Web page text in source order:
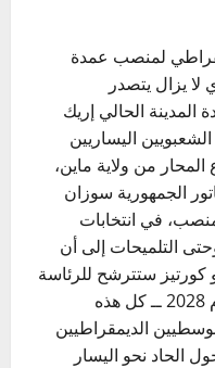
لمنصب عمدة
لا يزال يتصدر
الحالي إريك
اليساريين
المحار من ولاية ماين،
الجمهورية سوزان
في المنصب، في انتخابات
التلميحات إلى أن
ستترشح للرئاسة
أو مجلس الشيوخ الأميركي في عام 2028 ــ كل هذه
الديمقراطيين
الحاد نحو اليسار